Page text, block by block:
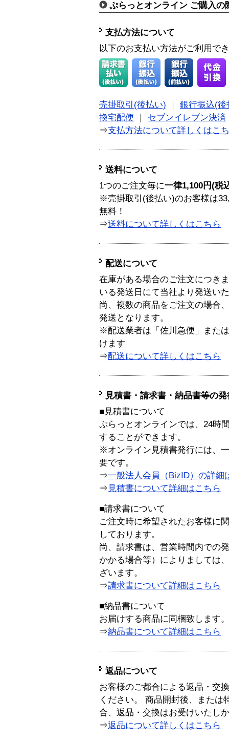
ぷらっとオンライン ご購入の
支払方法について
以下のお支払い方法がご利用で
売掛取引(後払い)
銀行振込(後
換宅配便
セブンイレブン決済
⇒支払方法について詳しくはこ
送料について
1つのご注文毎に一律1,100円(税
※売掛取引(後払い)のお客様は
無料！
⇒送料について詳しくはこちら
配送について
在庫がある場合のご注文につき
いる発送日にて当社より発送い
尚、複数の商品をご注文の場合
発送となります。
※配送業者は「佐川急便」また
けます
⇒配送について詳しくはこちら
見積書・請求書・納品書等の
■見積書について
ぷらっとオンラインでは、24時
することができます。
※オンライン見積書発行には、
要です。
⇒一般法人会員（BizID）の詳細
⇒ 見積書について詳細はこちら
■請求書について
ご注文時に希望されたお客様に
しております。
尚、請求書は、営業時間内での
かかる場合等）によりましては
ざいます。
⇒請求書について詳細はこちら
■納品書について
お届けする商品に同梱致します。
⇒納品書について詳細はこちら
返品について
お客様のご都合による返品・交
ください。 商品開封後、または
合、返品・交換はお受けいたし
⇒返品について詳しくはこちら